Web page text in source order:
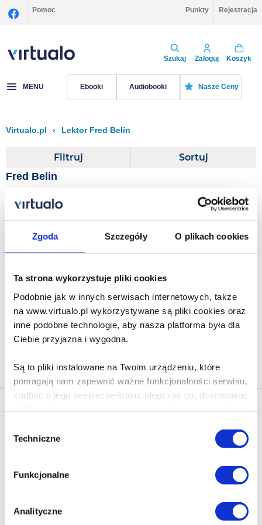
Zgoda Szczegóły O plikach cookies
Ta strona wykorzystuje pliki cookies
Podobnie jak w innych serwisach internetowych, także
na www.virtualo.pl wykorzystywane są pliki cookies oraz
inne podobne technologie, aby nasza platforma była dla
Ciebie przyjazna i wygodna.
Są to pliki instalowane na Twoim urządzeniu, które
pomagają nam zapewnić ważne funkcjonalności serwisu,
zadbać o jego bezpieczeństwo, ulepszać go, dostosować
Poza plikami, które są nam niezbędne do prawidłowego
i bezpiecznego działania serwisu - są także takie, które
wymagają Twojej zgody.
Każda udzielona zgoda poprawi Twoje doświadczenia
zgody
Techniczne
Funkcjonalne
Analityczne
Pomoc Punkty Rejestracja
Szukaj Zaloguj Koszyk
MENU Ebooki Audiobooki Nasze Ceny
Virtualo.pl › Lektor Fred Belin
Filtruj Sortuj
Fred Belin
Tajemnice Rokicińskiej
Manufaktury
Do koszyka Na prezent
Newsletter - rabat 10%
marketingowych dotyczących virtualo.pl oraz partnerów biznesowych
Zgodę można wycofać w każdym czasie w sposób określony w
Polityce Prywatności